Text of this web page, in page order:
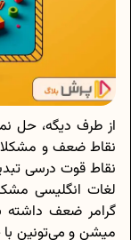
از طرف دیگه، حل
نقاط ضعف و
نقاط قوت درسی
لغات انگلیسی
گرامر ضعف داشته
میشن و می‌تونین